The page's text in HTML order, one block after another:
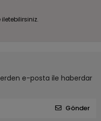
iletebilirsiniz.
e-posta ile haberdar
Gönder